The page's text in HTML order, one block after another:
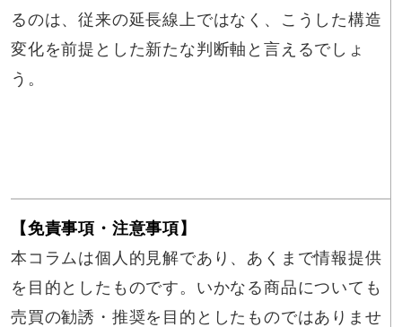
るのは、従来の延長線上ではなく、こうした構造
変化を前提とした新たな判断軸と言えるでしょ
う。
【免責事項・注意事項】
本コラムは個人的見解であり、あくまで情報提供
を目的としたものです。いかなる商品についても
売買の勧誘・推奨を目的としたものではありませ